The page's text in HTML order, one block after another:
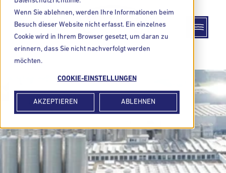
Wenn Sie ablehnen, werden Ihre Informationen beim
Besuch dieser Website nicht erfasst. Ein einzelnes
Cookie wird in Ihrem Browser gesetzt, um daran zu
erinnern, dass Sie nicht nachverfolgt werden
möchten.
COOKIE-EINSTELLUNGEN
AKZEPTIEREN ABLEHNEN